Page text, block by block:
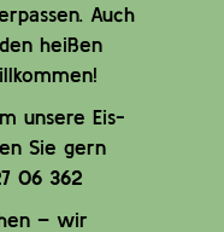
Auch
heißen
unsere Eis-
Sie gern
06 362
– wir